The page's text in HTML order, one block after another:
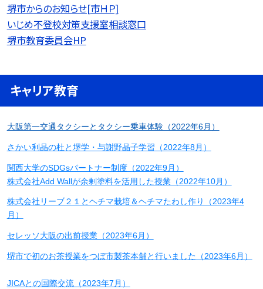
堺市からのお知らせ[市ＨＰ]
いじめ不登校対策支援室相談窓口
堺市教育委員会HP
キャリア教育
大阪第一交通タクシーとタクシー乗車体験（2022年6月）
さかい利晶の杜と堺学・与謝野晶子学習（2022年8月）
関西大学のSDGsパートナー制度（2022年9月）
株式会社Add Wallが余剰塗料を活用した授業（2022年10月）
株式会社リーブ２１とヘチマ栽培＆ヘチマたわし作り（2023年4
月）
セレッソ大阪の出前授業（2023年6月）
堺市で初のお茶授業をつぼ市製茶本舗と行いました（2023年6月）
JICAとの国際交流（2023年7月）